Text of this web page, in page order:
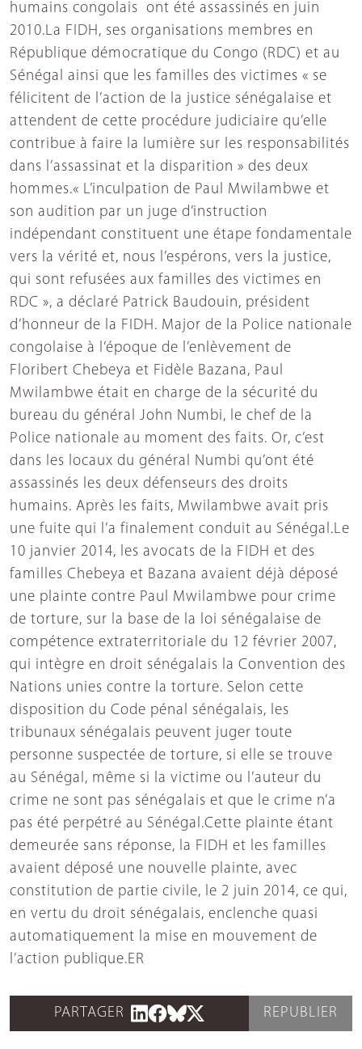
humains congolais ont été assassinés en juin
2010.La FIDH, ses organisations membres en
République démocratique du Congo (RDC) et au
Sénégal ainsi que les familles des victimes « se
félicitent de l’action de la justice sénégalaise et
attendent de cette procédure judiciaire qu’elle
contribue à faire la lumière sur les responsabilités
dans l’assassinat et la disparition » des deux
hommes.« L’inculpation de Paul Mwilambwe et
son audition par un juge d’instruction
indépendant constituent une étape fondamentale
vers la vérité et, nous l’espérons, vers la justice,
qui sont refusées aux familles des victimes en
RDC », a déclaré Patrick Baudouin, président
d’honneur de la FIDH. Major de la Police nationale
congolaise à l’époque de l’enlèvement de
Floribert Chebeya et Fidèle Bazana, Paul
Mwilambwe était en charge de la sécurité du
bureau du général John Numbi, le chef de la
Police nationale au moment des faits. Or, c’est
dans les locaux du général Numbi qu’ont été
assassinés les deux défenseurs des droits
humains. Après les faits, Mwilambwe avait pris
une fuite qui l’a finalement conduit au Sénégal.Le
10 janvier 2014, les avocats de la FIDH et des
familles Chebeya et Bazana avaient déjà déposé
une plainte contre Paul Mwilambwe pour crime
de torture, sur la base de la loi sénégalaise de
compétence extraterritoriale du 12 février 2007,
qui intègre en droit sénégalais la Convention des
Nations unies contre la torture. Selon cette
disposition du Code pénal sénégalais, les
tribunaux sénégalais peuvent juger toute
personne suspectée de torture, si elle se trouve
au Sénégal, même si la victime ou l’auteur du
crime ne sont pas sénégalais et que le crime n’a
pas été perpétré au Sénégal.Cette plainte étant
demeurée sans réponse, la FIDH et les familles
avaient déposé une nouvelle plainte, avec
constitution de partie civile, le 2 juin 2014, ce qui,
en vertu du droit sénégalais, enclenche quasi
automatiquement la mise en mouvement de
l’action publique.ER
PARTAGER REPUBLIER